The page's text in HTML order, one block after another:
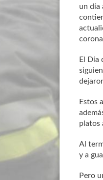
un día
El Día
Estos
platos
Al
y a
Pero